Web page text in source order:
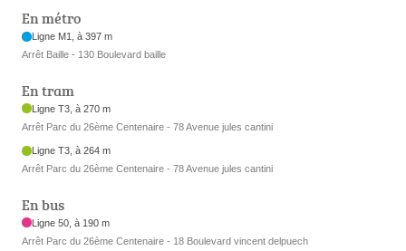
En métro
Ligne M1, à 397 m
Arrêt Baille - 130 Boulevard baille
En tram
Ligne T3, à 270 m
Arrêt Parc du 26ème Centenaire - 78 Avenue jules cantini
Ligne T3, à 264 m
Arrêt Parc du 26ème Centenaire - 78 Avenue jules cantini
En bus
Ligne 50, à 190 m
Arrêt Parc du 26ème Centenaire - 18 Boulevard vincent delpuech